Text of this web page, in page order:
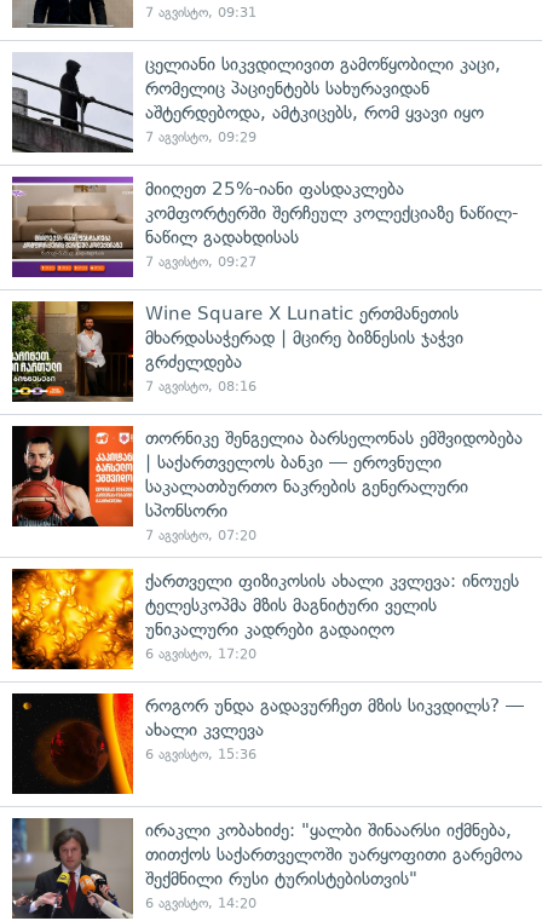
7 აგვისტო, 09:31
ცელიანი სიკვდილივით გამოწყობილი კაცი,
რომელიც პაციენტებს სახურავიდან
აშტერდებოდა, ამტკიცებს, რომ ყვავი იყო
7 აგვისტო, 09:29
მიიღეთ 25%-იანი ფასდაკლება
კომფორტერში შერჩეულ კოლექციაზე ნაწილ-
ნაწილ გადახდისას
7 აგვისტო, 09:27
Wine Square X Lunatic ერთმანეთის
მხარდასაჭერად | მცირე ბიზნესის ჯაჭვი
გრძელდება
7 აგვისტო, 08:16
თორნიკე შენგელია ბარსელონას ემშვიდობება
| საქართველოს ბანკი — ეროვნული
საკალათბურთო ნაკრების გენერალური
სპონსორი
7 აგვისტო, 07:20
ქართველი ფიზიკოსის ახალი კვლევა: ინოუეს
ტელესკოპმა მზის მაგნიტური ველის
უნიკალური კადრები გადაიღო
6 აგვისტო, 17:20
როგორ უნდა გადავურჩეთ მზის სიკვდილს? —
ახალი კვლევა
6 აგვისტო, 15:36
ირაკლი კობახიძე: "ყალბი შინაარსი იქმნება,
თითქოს საქართველოში უარყოფითი გარემოა
შექმნილი რუსი ტურისტებისთვის"
6 აგვისტო, 14:20